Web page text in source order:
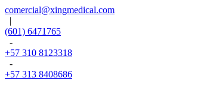
comercial@xingmedical.com
|
(601) 6471765
-
+57 310 8123318
-
+57 313 8408686